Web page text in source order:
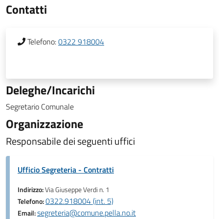
Contatti
Telefono:0322 918004
Deleghe/Incarichi
Segretario Comunale
Organizzazione
Responsabile dei seguenti uffici
Ufficio Segreteria - Contratti
Indirizzo:Via Giuseppe Verdi n. 1
Telefono:0322.918004 (int. 5)
Email:segreteria@comune.pella.no.it